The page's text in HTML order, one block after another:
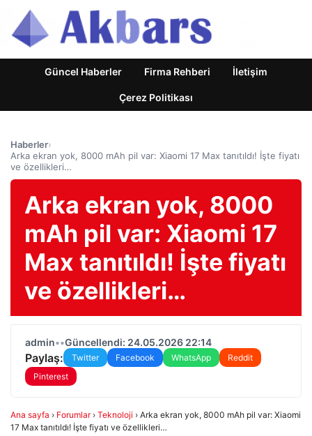
Güncel Haberler Firma Rehberi İletişim
Çerez Politikası
Haberler›
Arka ekran yok, 8000 mAh pil var: Xiaomi 17 Max tanıtıldı! İşte fiyatı
ve özellikleri…
Arka ekran yok, 8000
mAh pil var: Xiaomi 17
Max tanıtıldı! İşte fiyatı
ve özellikleri…
admin••Güncellendi: 24.05.2026 22:14
Paylaş: Twitter Facebook WhatsApp
Reddit
Pinterest
Ana sayfa › Forumlar › Teknoloji › Arka ekran yok, 8000 mAh pil var: Xiaomi
17 Max tanıtıldı! İşte fiyatı ve özellikleri…